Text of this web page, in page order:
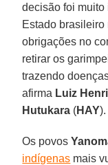
decisão foi muito
Estado
obrigações no
retirar os
trazendo
afirma Luiz
Hutukara (HAY).
Os povos
indígenas mais